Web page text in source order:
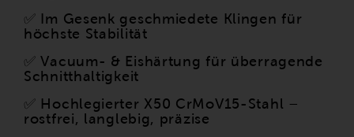
✅ Im Gesenk geschmiedete Klingen für
höchste Stabilität
✅ Vacuum- & Eishärtung für überragende
Schnitthaltigkeit
✅ Hochlegierter X50 CrMoV15-Stahl –
rostfrei, langlebig, präzise